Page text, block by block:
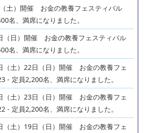
土）開催 お金の教養フェスティバル
名、満席になりました。
（日）開催 お金の教養フェスティバル
名、満席になりました。
（土）22日（日）開催 お金の教養フェ
- 定員2,200名、満席になりました。
（土）23日（日）開催 お金の教養フェ
- 定員2,200名、満席になりました。
（土）19日（日）開催 お金の教養フェ